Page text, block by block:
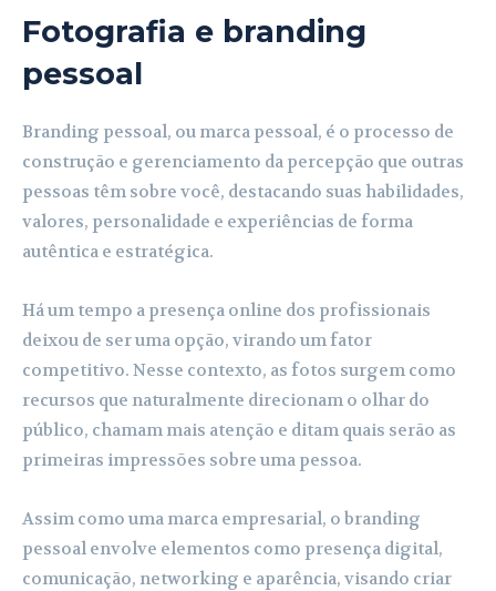
Fotografia e branding
pessoal
Branding pessoal, ou marca pessoal, é o processo de
construção e gerenciamento da percepção que outras
pessoas têm sobre você, destacando suas habilidades,
valores, personalidade e experiências de forma
autêntica e estratégica.
Há um tempo a presença online dos profissionais
deixou de ser uma opção, virando um fator
competitivo. Nesse contexto, as fotos surgem como
recursos que naturalmente direcionam o olhar do
público, chamam mais atenção e ditam quais serão as
primeiras impressões sobre uma pessoa.
Assim como uma marca empresarial, o branding
pessoal envolve elementos como presença digital,
comunicação, networking e aparência, visando criar